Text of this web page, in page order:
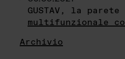
GUSTAV, la parete
multifunzionale
Archivio